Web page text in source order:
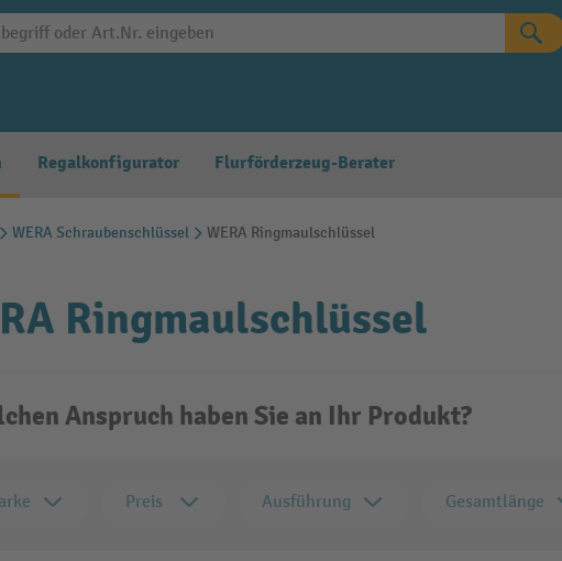
Regalkonfigurator Flurförderzeug-Berater
WERA Schraubenschlüssel WERA Ringmaulschlüssel
Ringmaulschlüssel
Anspruch haben Sie an Ihr Produkt?
Preis Ausführung Gesamtlänge